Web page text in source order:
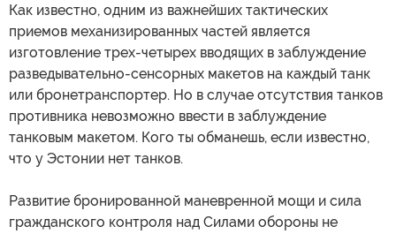
Как известно, одним из важнейших тактических
приемов механизированных частей является
изготовление трех-четырех вводящих в заблуждение
разведывательно-сенсорных макетов на каждый танк
или бронетранспортер. Но в случае отсутствия танков
противника невозможно ввести в заблуждение
танковым макетом. Кого ты обманешь, если известно,
что у Эстонии нет танков.
Развитие бронированной маневренной мощи и сила
гражданского контроля над Силами обороны не